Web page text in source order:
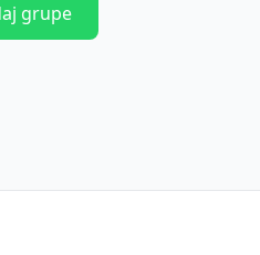
grupe